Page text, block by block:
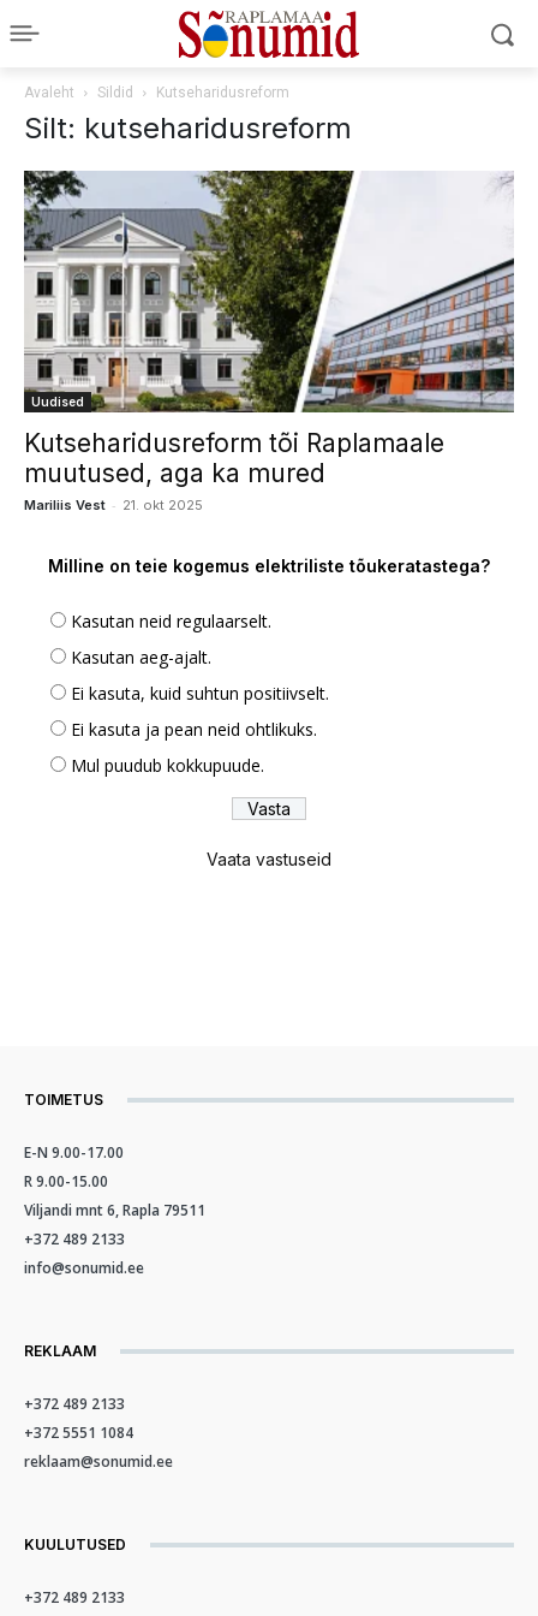
Avaleht Sildid Kutseharidusreform
Silt: kutseharidusreform
Uudised
Kutseharidusreform tõi Raplamaale
muutused, aga ka mured
Mariliis Vest - 21. okt 2025
Milline on teie kogemus elektriliste tõukeratastega?
Kasutan neid regulaarselt.
Kasutan aeg-ajalt.
Ei kasuta, kuid suhtun positiivselt.
Ei kasuta ja pean neid ohtlikuks.
Mul puudub kokkupuude.
Vaata vastuseid
TOIMETUS
E-N 9.00-17.00
R 9.00-15.00
Viljandi mnt 6, Rapla 79511
+372 489 2133
info@sonumid.ee
REKLAAM
+372 489 2133
+372 5551 1084
reklaam@sonumid.ee
KUULUTUSED
+372 489 2133